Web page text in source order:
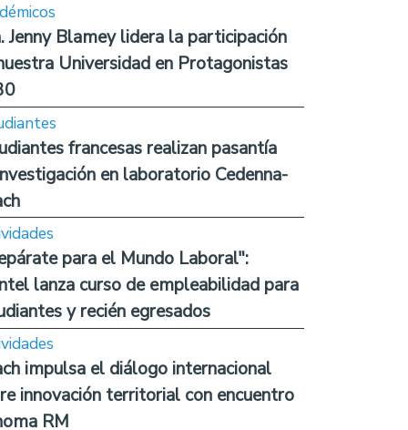
Jenny Blamey lidera la participación
Universidad en Protagonistas
francesas realizan pasantía
en laboratorio Cedenna-
para el Mundo Laboral":
lanza curso de empleabilidad para
y recién egresados
impulsa el diálogo internacional
innovación territorial con encuentro
RM